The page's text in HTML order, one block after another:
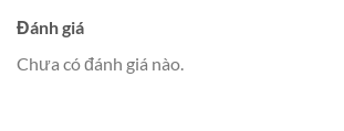
Đánh giá
Chưa có đánh giá nào.